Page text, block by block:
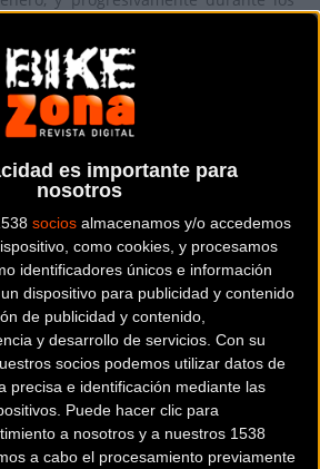
es importante para
nosotros
socios almacenamos y/o accedemos
como cookies, y procesamos
identificadores únicos e información
dispositivo para publicidad y contenido
de publicidad y contenido,
y desarrollo de servicios. Con su
socios podemos utilizar datos de
precisa e identificación mediante las
Puede hacer clic para
a nosotros y a nuestros 1538
a cabo el procesamiento previamente
recibirán el código para realizar la
que todos aquellos que hayan
ediciones de Quebrantahuesos
Medio Fondo.
formalizar su inscripción hasta el 7
fecha, las plazas vacantes se
a todos los que tengan
al número de corte, hasta completar
convenientemente tanto en la
www.quebrantahuesos.comy redes